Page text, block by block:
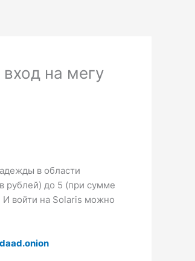
вход на мегу
в области
рублей) до 5 (при сумме
И войти на Solaris можно